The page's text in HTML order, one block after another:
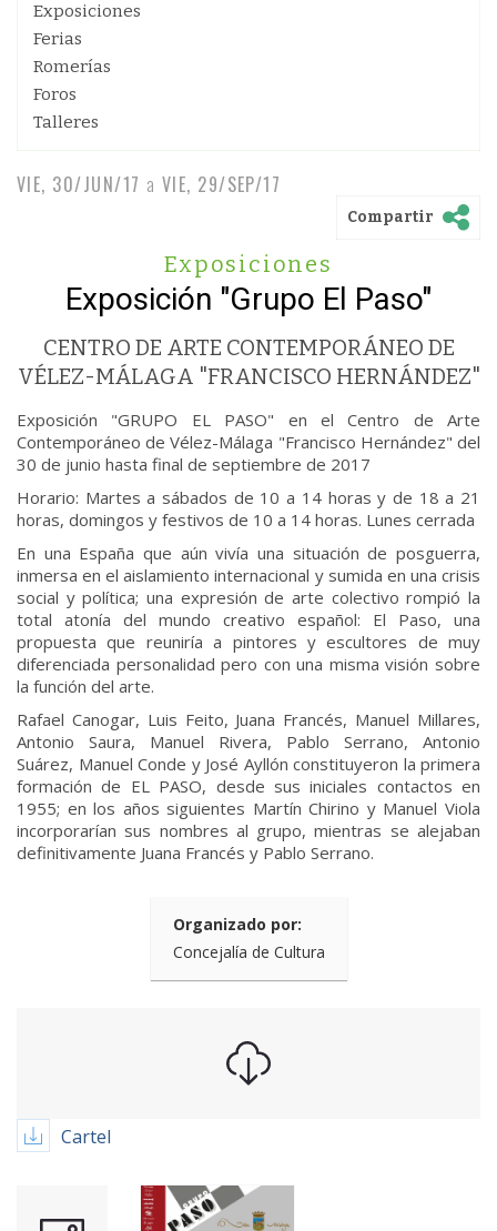
Exposiciones
Ferias
Romerías
Foros
Talleres
VIE, 30/JUN/17 a VIE, 29/SEP/17
Compartir
Exposiciones
Exposición "Grupo El Paso"
CENTRO DE ARTE CONTEMPORÁNEO DE
VÉLEZ-MÁLAGA "FRANCISCO HERNÁNDEZ"
Exposición "GRUPO EL PASO" en el Centro de Arte
Contemporáneo de Vélez-Málaga "Francisco Hernández" del
30 de junio hasta final de septiembre de 2017
Horario: Martes a sábados de 10 a 14 horas y de 18 a 21
horas, domingos y festivos de 10 a 14 horas. Lunes cerrada
En una España que aún vivía una situación de posguerra,
inmersa en el aislamiento internacional y sumida en una crisis
social y política; una expresión de arte colectivo rompió la
total atonía del mundo creativo español: El Paso, una
propuesta que reuniría a pintores y escultores de muy
diferenciada personalidad pero con una misma visión sobre
la función del arte.
Rafael Canogar, Luis Feito, Juana Francés, Manuel Millares,
Antonio Saura, Manuel Rivera, Pablo Serrano, Antonio
Suárez, Manuel Conde y José Ayllón constituyeron la primera
formación de EL PASO, desde sus iniciales contactos en
1955; en los años siguientes Martín Chirino y Manuel Viola
incorporarían sus nombres al grupo, mientras se alejaban
definitivamente Juana Francés y Pablo Serrano.
Organizado por:
Concejalía de Cultura
Cartel